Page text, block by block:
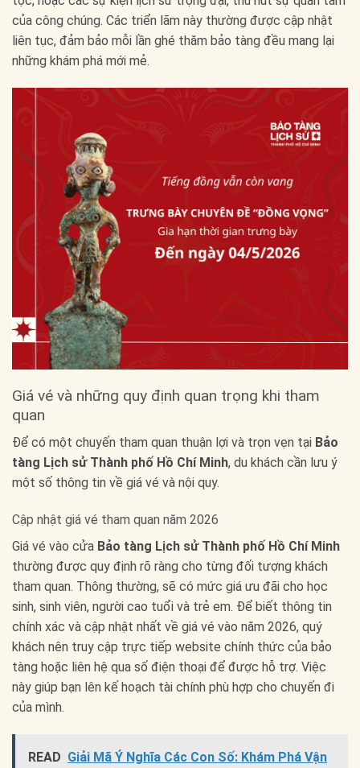
của công chúng. Các triển lãm này thường được cập nhật
liên tục, đảm bảo mỗi lần ghé thăm bảo tàng đều mang lại
những khám phá mới mẻ.
Giá vé và những quy định quan trọng khi tham
quan
Để có một chuyến tham quan thuận lợi và trọn vẹn tại Bảo
tàng Lịch sử Thành phố Hồ Chí Minh, du khách cần lưu ý
một số thông tin về giá vé và nội quy.
Cập nhật giá vé tham quan năm 2026
Giá vé vào cửa Bảo tàng Lịch sử Thành phố Hồ Chí Minh
thường được quy định rõ ràng cho từng đối tượng khách
tham quan. Thông thường, sẽ có mức giá ưu đãi cho học
sinh, sinh viên, người cao tuổi và trẻ em. Để biết thông tin
chính xác và cập nhật nhất về giá vé vào năm 2026, quý
khách nên truy cập trực tiếp website chính thức của bảo
tàng hoặc liên hệ qua số điện thoại để được hỗ trợ. Việc
này giúp bạn lên kế hoạch tài chính phù hợp cho chuyến đi
của mình.
READ Giải Mã Ý Nghĩa Các Con Số: Khám Phá Vận